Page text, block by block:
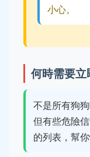
小心。
何時需要
不是所有狗
但有些危險
的列表，幫你